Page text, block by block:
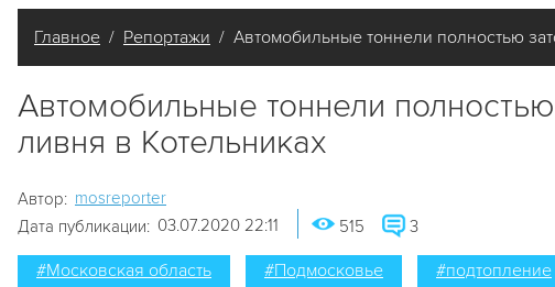
Главное / Репортажи / Автомобильные тоннели полностью
Автомобильные тоннели
ливня в Котельниках
Автор: mosreporter
Дата публикации: 03.07.2020 22:11 515 3
#Московская область #Подмосковье #подтопление